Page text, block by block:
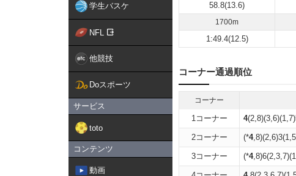
学生バスケ
NFL
他競技
Doスポーツ
サービス
toto
コンテンツ
動画
58.8(13.6)
1700m
1:49.4(12.5)
コーナー通過順位
コーナー
1コーナー 4
2コーナー (*4
3コーナー (*4